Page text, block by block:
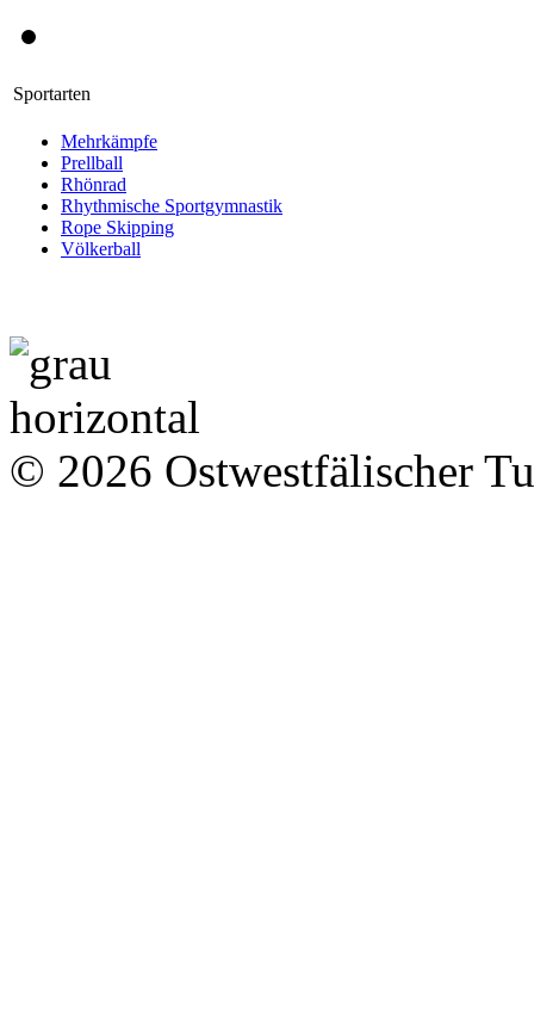
Sportarten
Mehrkämpfe
Prellball
Rhönrad
Rhythmische Sportgymnastik
Rope Skipping
Völkerball
© 2026 Ostwestfälischer